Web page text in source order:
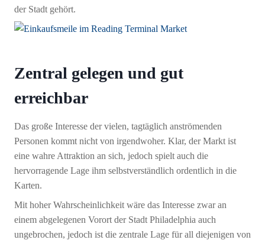
der Stadt gehört.
Zentral gelegen und gut
erreichbar
Das große Interesse der vielen, tagtäglich anströmenden
Personen kommt nicht von irgendwoher. Klar, der Markt ist
eine wahre Attraktion an sich, jedoch spielt auch die
hervorragende Lage ihm selbstverständlich ordentlich in die
Karten.
Mit hoher Wahrscheinlichkeit wäre das Interesse zwar an
einem abgelegenen Vorort der Stadt Philadelphia auch
ungebrochen, jedoch ist die zentrale Lage für all diejenigen von